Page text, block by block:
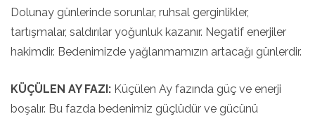
Dolunay günlerinde sorunlar, ruhsal gerginlikler,
tartışmalar, saldırılar yoğunluk kazanır. Negatif enerjiler
hakimdir. Bedenimizde yağlanmamızın artacağı günlerdir.
KÜÇÜLEN AY FAZI: Küçülen Ay fazında güç ve enerji
boşalır. Bu fazda bedenimiz güçlüdür ve gücünü